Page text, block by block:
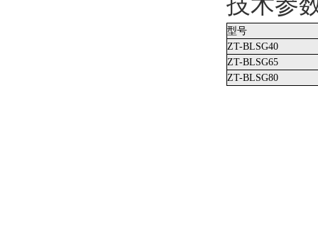
型号
ZT-BLSG40
ZT-BLSG65
ZT-BLSG80